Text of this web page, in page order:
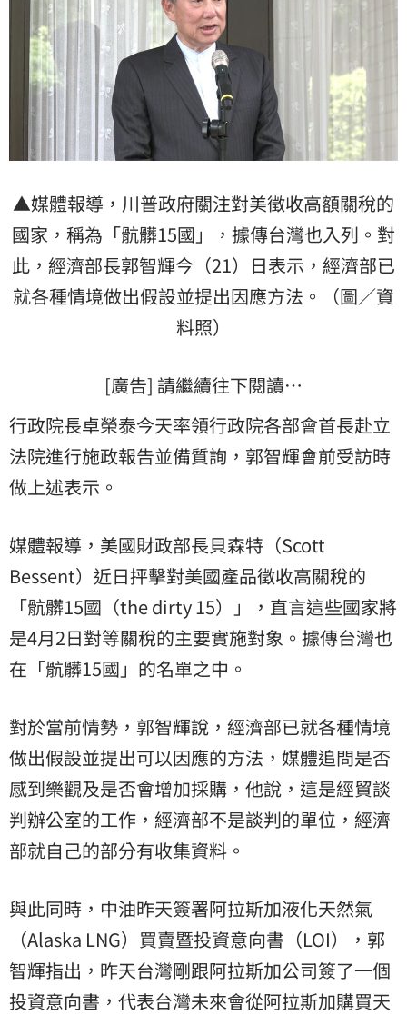
▲媒體報導，川普政府關注對美徵收高額關稅的
國家，稱為「骯髒15國」，據傳台灣也入列。對
此，經濟部長郭智輝今（21）日表示，經濟部已
就各種情境做出假設並提出因應方法。（圖／資
料照）
[廣告] 請繼續往下閱讀…
行政院長卓榮泰今天率領行政院各部會首長赴立
法院進行施政報告並備質詢，郭智輝會前受訪時
做上述表示。
媒體報導，美國財政部長貝森特（Scott
Bessent）近日抨擊對美國產品徵收高關稅的
「骯髒15國（the dirty 15）」，直言這些國家將
是4月2日對等關稅的主要實施對象。據傳台灣也
在「骯髒15國」的名單之中。
對於當前情勢，郭智輝說，經濟部已就各種情境
做出假設並提出可以因應的方法，媒體追問是否
感到樂觀及是否會增加採購，他說，這是經貿談
判辦公室的工作，經濟部不是談判的單位，經濟
部就自己的部分有收集資料。
與此同時，中油昨天簽署阿拉斯加液化天然氣
（Alaska LNG）買賣暨投資意向書（LOI），郭
智輝指出，昨天台灣剛跟阿拉斯加公司簽了一個
投資意向書，代表台灣未來會從阿拉斯加購買天